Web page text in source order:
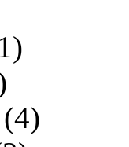
(4)